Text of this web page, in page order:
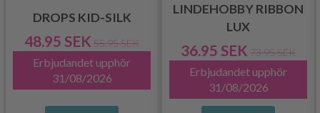
DROPS KID-SILK
48.95 SEK 55.95 SEK
Erbjudandet upphör
31/08/2026
LINDEHOBBY RIBBON
LUX
36.95 SEK 73.95 SEK
Erbjudandet upphör
31/08/2026